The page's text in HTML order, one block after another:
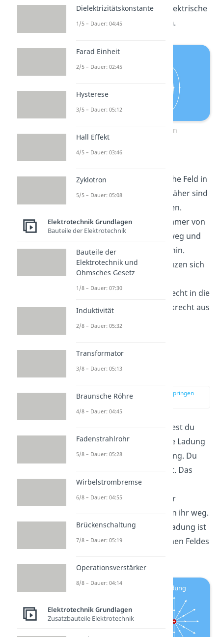
Feldlinienbilder also, um elektrische
Feldervisuell darzustellen.
Elektrische Feldlinien
Für Feldlinien gilt:
Je stärker das elektrische Feld in
einem Bereich, desto näher sind
die Feldlinien zusammen.
Die Feldlinien gehen immer von
der positiven Ladung weg und
zur negativen Ladung hin.
Die Feldlinien überkreuzen sich
nicht.
Feldlinien treten senkrecht in die
Ladungen ein und senkrecht aus
den Ladungen aus.
Elektrisches Feld
Punktladung
zur Stelle im Video springen
(02:53)
bezeichnest du
eine idealisierte elektrische Ladung
ohne räumliche Ausdehnung. Du
siehst sie einfach als Punkt. Das
elektrische Feld um eine
Punktladung geht bei einer
positiven Ladung radial von ihr weg.
Bei einer negativen Punktladung ist
die Richtung des elektrischen Feldes
Dielektrizitätskonstante
1/5 – Dauer: 04:45
Farad Einheit
2/5 – Dauer: 02:45
Hysterese
3/5 – Dauer: 05:12
Hall Effekt
4/5 – Dauer: 03:46
Zyklotron
5/5 – Dauer: 05:08
Elektrotechnik Grundlagen
Bauteile der Elektrotechnik
Bauteile der
Elektrotechnik und
Ohmsches Gesetz
1/8 – Dauer: 07:30
Induktivität
2/8 – Dauer: 05:32
Transformator
3/8 – Dauer: 05:13
Braunsche Röhre
4/8 – Dauer: 04:45
Fadenstrahlrohr
5/8 – Dauer: 05:28
Wirbelstrombremse
6/8 – Dauer: 04:55
Brückenschaltung
7/8 – Dauer: 05:19
Operationsverstärker
8/8 – Dauer: 04:14
Elektrotechnik Grundlagen
Zusatzbauteile Elektrotechnik